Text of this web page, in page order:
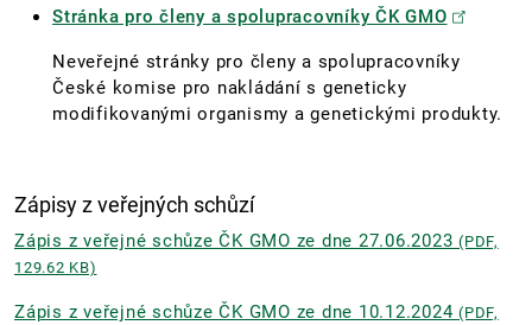
Stránka pro členy a spolupracovníky ČK GMO
Neveřejné stránky pro členy a spolupracovníky
České komise pro nakládání s geneticky
modifikovanými organismy a genetickými produkty.
Zápisy z veřejných schůzí
Zápis z veřejné schůze ČK GMO ze dne 27.06.2023 (PDF,
129.62 KB)
Zápis z veřejné schůze ČK GMO ze dne 10.12.2024 (PDF,